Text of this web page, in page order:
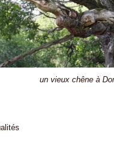
un vieux chêne à